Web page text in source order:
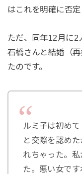
はこれを明確に否定
ただ、同年12月に2
石橋さんと結婚（
たのです。
ルミ子は初めて
と交際を認め
れちゃった。
た。悪い女で